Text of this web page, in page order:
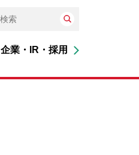
企業・IR・採用